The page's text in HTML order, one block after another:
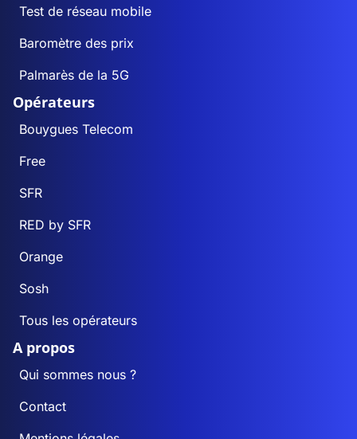
Test de réseau mobile
Baromètre des prix
Palmarès de la 5G
Opérateurs
Bouygues Telecom
Free
SFR
RED by SFR
Orange
Sosh
Tous les opérateurs
A propos
Qui sommes nous ?
Contact